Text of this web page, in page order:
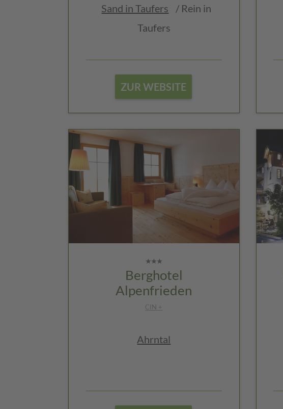
Sand in Taufers
/ Rein in
Taufers
ZUR WEBSITE
Berghotel
Alpenfrieden
CIN +
Ahrntal